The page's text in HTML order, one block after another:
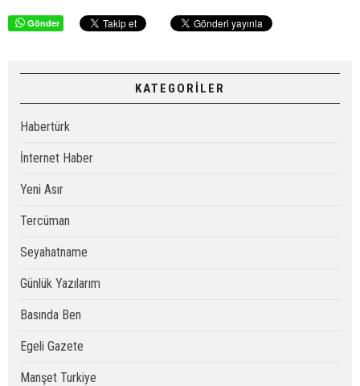
Gönder
KATEGORİLER
Habertürk
İnternet Haber
Yeni Asır
Tercüman
Seyahatname
Günlük Yazılarım
Basında Ben
Egeli Gazete
Manşet Turkiye